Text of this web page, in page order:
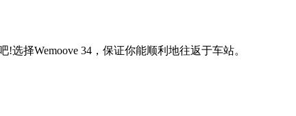
择Wemoove 34，保证你能顺利地往返于车站。